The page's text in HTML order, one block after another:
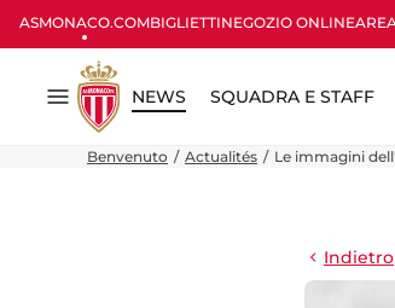
ASMONACO.COMBIGLIETTINEGOZIO ONLINE
Menu
NEWS SQUADRA E STAFF
Benvenuto Actualités Le immagini
Indietro